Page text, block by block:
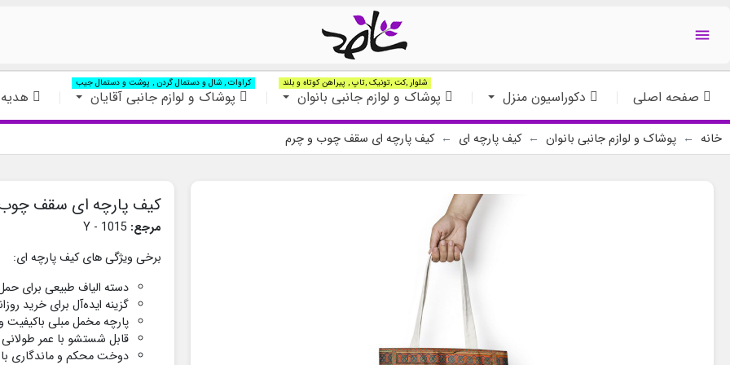

صفحه اصلی دکوراسیون منزل پوشاک و لوازم جانبی بانوان
شلوار ,کت ,تونیک ,تاپ , پیراهن کوتاه و بلند
پوشاک و لوازم جانبی آقایان
کراوات , شال و دستمال گردن , پوشت و دستمال جیب
خانه پوشاک و لوازم جانبی بانوان کیف پارچه ای کیف پارچه ای سقف چوب و چرم
کیف پارچه ای سقف
مرجع:
برخی ویژگی های کیف پارچه ای:
دسته‌ الیاف طبیعی برای
گزینه ایده‌آل برای خرید
پارچه مخمل مبلی باکیفیت
قابل شستشو با عمر طولانی
دوخت محکم و ماندگاری